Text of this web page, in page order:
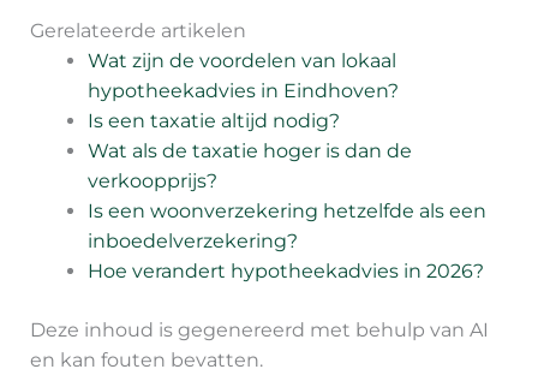
Gerelateerde artikelen
Wat zijn de voordelen van lokaal
hypotheekadvies in Eindhoven?
Is een taxatie altijd nodig?
Wat als de taxatie hoger is dan de
verkoopprijs?
Is een woonverzekering hetzelfde als een
inboedelverzekering?
Hoe verandert hypotheekadvies in 2026?
Deze inhoud is gegenereerd met behulp van AI
en kan fouten bevatten.